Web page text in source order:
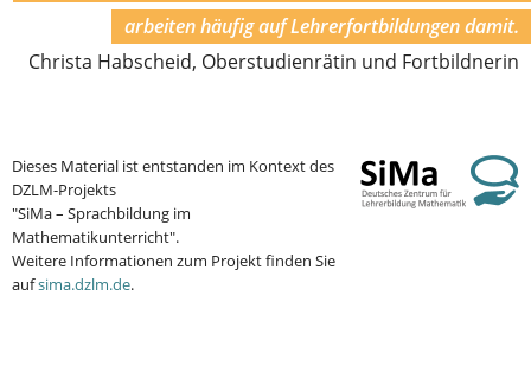
arbeiten häufig auf Lehrerfortbildungen damit.
Christa Habscheid, Oberstudienrätin und Fortbildnerin
Dieses Material ist entstanden im Kontext des
DZLM-Projekts
"SiMa – Sprachbildung im
Mathematikunterricht".
Weitere Informationen zum Projekt finden Sie
aufsima.dzlm.de.